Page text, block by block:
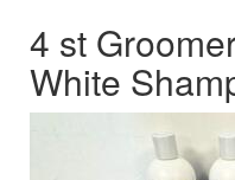
4 st
White